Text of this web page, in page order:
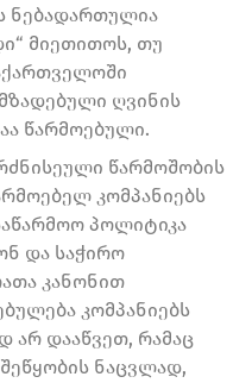
ნებადართულია
მიეთითოს, თუ
ღვინის
წარმოებული.
წარმოშობის
კომპანიებს
პოლიტიკა
და საჭირო
კანონით
კომპანიებს
დააწვეთ, რამაც
ნაცვლად,